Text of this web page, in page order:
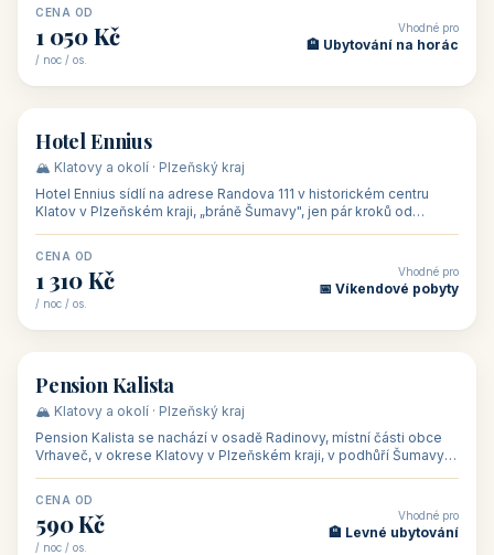
CENA OD
1 050 Kč
/ noc / os.
Vhodné pro
🏨 Ubytování na horác
🏨 hotel
Hotel Ennius
🏔️ Klatovy a okolí · Plzeňský kraj
Hotel Ennius sídlí na adrese Randova 111 v historickém centru
Klatov v Plzeňském kraji, „bráně Šumavy", jen pár kroků od
CENA OD
1 310 Kč
/ noc / os.
Vhodné pro
📅 Víkendové pobyty
🏡 penzion
Pension Kalista
🏔️ Klatovy a okolí · Plzeňský kraj
Pension Kalista se nachází v osadě Radinovy, místní části obce
Vrhaveč, v okrese Klatovy v Plzeňském kraji, v podhůří Šumavy
CENA OD
590 Kč
/ noc / os.
Vhodné pro
🏨 Levné ubytování